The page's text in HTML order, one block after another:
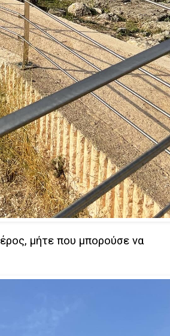
μήτε που μπορούσε να